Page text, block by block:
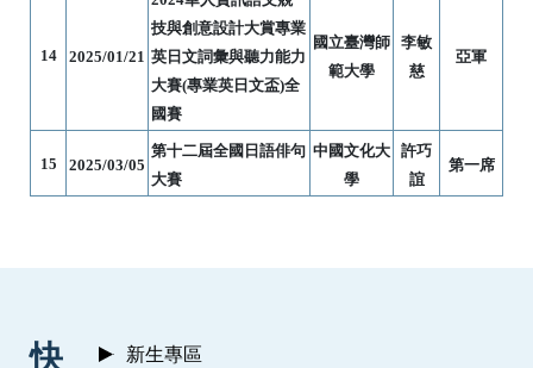
14 2025/01/21
技與創意設計大賞專業
英日文詞彙與聽力能力
大賽(專業英日文盃)全
國賽
國立臺灣師
範大學
李敏
慈
亞軍
15 2025/03/05
第十二屆全國日語俳句
大賽
中國文化大
學
許巧
誼
第一席
快
新生專區